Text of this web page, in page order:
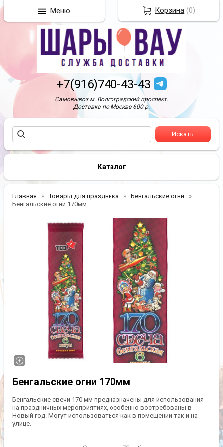
+7(916)740-43-43
Самовывоз м. Волгоградский проспект.
Доставка по Москве 600 р.
Каталог
Главная Товары для праздника
Бенгальские огни
Бенгальские огни 170мм
Бенгальские огни 170мм
Бенгальские свечи 170 мм предназначены для использования
на праздничных мероприятиях, особенно востребованы в
Новый год. Могут использоваться как в помещении так и на
улице.
Корзина (0)
Меню